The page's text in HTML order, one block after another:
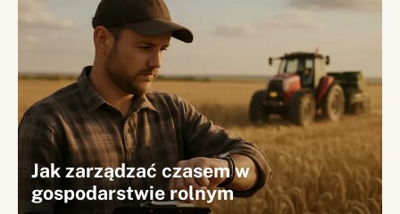
Jak zarządzać czasem w
gospodarstwie rolnym